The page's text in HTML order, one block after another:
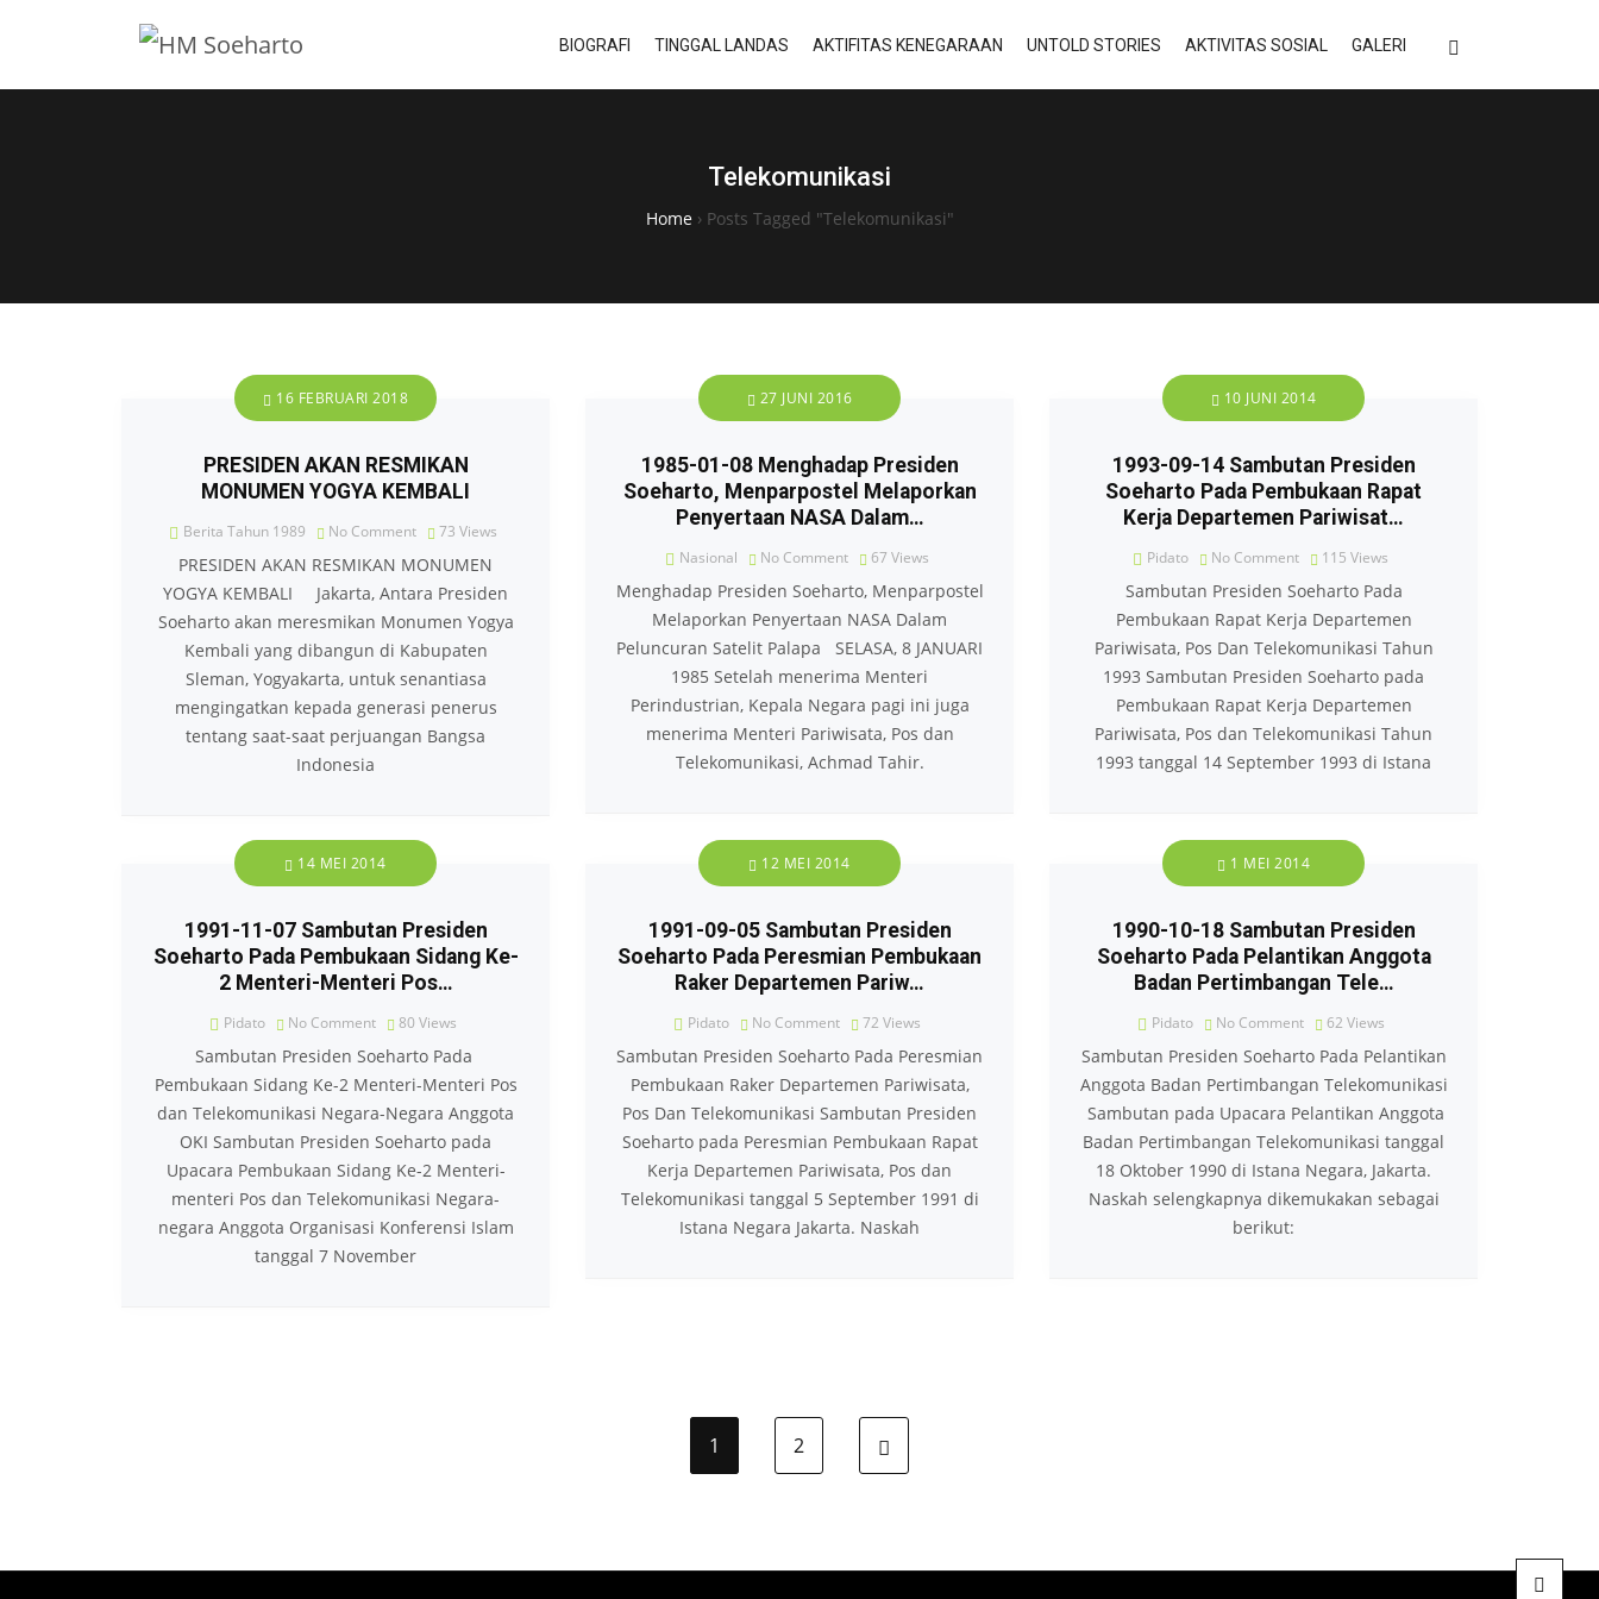
BIOGRAFI TINGGAL LANDAS AKTIFITAS KENEGARAAN UNTOLD STORIES AKTIVITAS SOSIAL GALERI
Telekomunikasi
Home› Posts Tagged "Telekomunikasi"
16 FEBRUARI 2018
PRESIDEN AKAN RESMIKAN
MONUMEN YOGYA KEMBALI
Berita Tahun 1989 No Comment 73 Views
PRESIDEN AKAN RESMIKAN MONUMEN
YOGYA KEMBALI Jakarta, Antara Presiden
Soeharto akan meresmikan Monumen Yogya
Kembali yang dibangun di Kabupaten
Sleman, Yogyakarta, untuk senantiasa
mengingatkan kepada generasi penerus
tentang saat-saat perjuangan Bangsa
Indonesia
27 JUNI 2016
1985-01-08 Menghadap Presiden
Soeharto, Menparpostel Melaporkan
Penyertaan NASA Dalam…
Nasional No Comment 67 Views
Menghadap Presiden Soeharto, Menparpostel
Melaporkan Penyertaan NASA Dalam
Peluncuran Satelit Palapa SELASA, 8 JANUARI
1985 Setelah menerima Menteri
Perindustrian, Kepala Negara pagi ini juga
menerima Menteri Pariwisata, Pos dan
Telekomunikasi, Achmad Tahir.
10 JUNI 2014
1993-09-14 Sambutan Presiden
Soeharto Pada Pembukaan Rapat
Kerja Departemen Pariwisat…
Pidato No Comment 115 Views
Sambutan Presiden Soeharto Pada
Pembukaan Rapat Kerja Departemen
Pariwisata, Pos Dan Telekomunikasi Tahun
1993 Sambutan Presiden Soeharto pada
Pembukaan Rapat Kerja Departemen
Pariwisata, Pos dan Telekomunikasi Tahun
1993 tanggal 14 September 1993 di Istana
14 MEI 2014
1991-11-07 Sambutan Presiden
Soeharto Pada Pembukaan Sidang Ke-
2 Menteri-Menteri Pos…
Pidato No Comment 80 Views
Sambutan Presiden Soeharto Pada
Pembukaan Sidang Ke-2 Menteri-Menteri Pos
dan Telekomunikasi Negara-Negara Anggota
OKI Sambutan Presiden Soeharto pada
Upacara Pembukaan Sidang Ke-2 Menteri-
menteri Pos dan Telekomunikasi Negara-
negara Anggota Organisasi Konferensi Islam
tanggal 7 November
12 MEI 2014
1991-09-05 Sambutan Presiden
Soeharto Pada Peresmian Pembukaan
Raker Departemen Pariw…
Pidato No Comment 72 Views
Sambutan Presiden Soeharto Pada Peresmian
Pembukaan Raker Departemen Pariwisata,
Pos Dan Telekomunikasi Sambutan Presiden
Soeharto pada Peresmian Pembukaan Rapat
Kerja Departemen Pariwisata, Pos dan
Telekomunikasi tanggal 5 September 1991 di
Istana Negara Jakarta. Naskah
1 MEI 2014
1990-10-18 Sambutan Presiden
Soeharto Pada Pelantikan Anggota
Badan Pertimbangan Tele…
Pidato No Comment 62 Views
Sambutan Presiden Soeharto Pada Pelantikan
Anggota Badan Pertimbangan Telekomunikasi
Sambutan pada Upacara Pelantikan Anggota
Badan Pertimbangan Telekomunikasi tanggal
18 Oktober 1990 di Istana Negara, Jakarta.
Naskah selengkapnya dikemukakan sebagai
berikut:
1 2